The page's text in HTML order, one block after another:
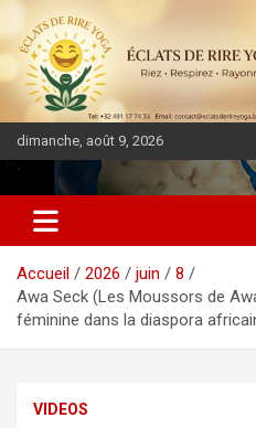
dimanche, août 9, 2026
DIASPORA
Accueil 2026 juin
8
Awa Seck (Les Moussors de
féminine dans la diaspora
VIDEOS